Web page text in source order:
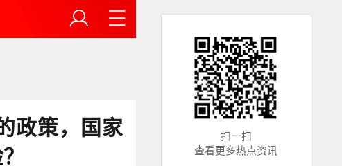
政策，国家
扫一扫
查看更多热点资讯